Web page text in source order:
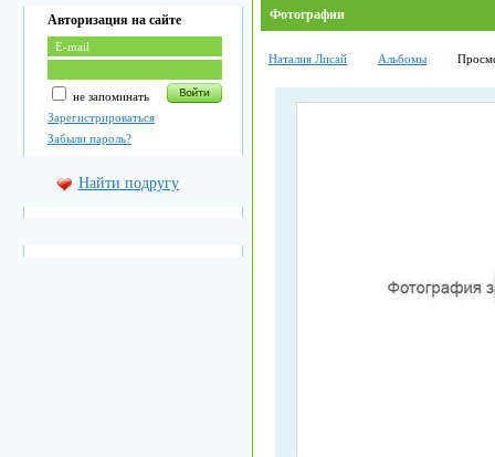
Авторизация на сайте
не запоминать
Зарегистрироваться
Забыли пароль?
Найти подругу
Фотографии
Наталия Лисай Альбомы